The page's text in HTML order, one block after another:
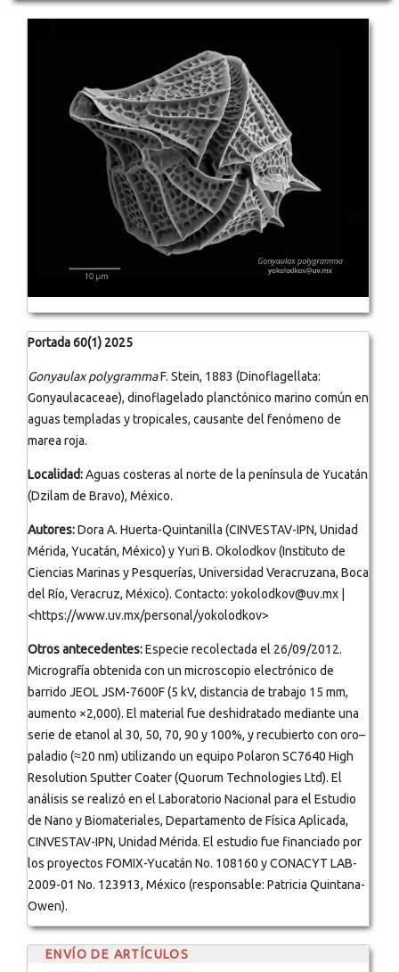
Portada 60(1) 2025
Gonyaulax polygrammaF. Stein, 1883 (Dinoflagellata:
Gonyaulacaceae), dinoflagelado planctónico marino común en
aguas templadas y tropicales, causante del fenómeno de
marea roja.
Localidad:Aguas costeras al norte de la península de Yucatán
(Dzilam de Bravo), México.
Autores:Dora A. Huerta-Quintanilla (CINVESTAV-IPN, Unidad
Mérida, Yucatán, México) y Yuri B. Okolodkov (Instituto de
Ciencias Marinas y Pesquerías, Universidad Veracruzana, Boca
del Río, Veracruz, México). Contacto: yokolodkov@uv.mx |
<https://www.uv.mx/personal/yokolodkov>
Otros antecedentes:Especie recolectada el 26/09/2012.
Micrografía obtenida con un microscopio electrónico de
barrido JEOL JSM-7600F (5 kV, distancia de trabajo 15 mm,
aumento ×2,000). El material fue deshidratado mediante una
serie de etanol al 30, 50, 70, 90 y 100%, y recubierto con oro–
paladio (≈20 nm) utilizando un equipo Polaron SC7640 High
Resolution Sputter Coater (Quorum Technologies Ltd). El
análisis se realizó en el Laboratorio Nacional para el Estudio
de Nano y Biomateriales, Departamento de Física Aplicada,
CINVESTAV-IPN, Unidad Mérida. El estudio fue financiado por
los proyectos FOMIX-Yucatán No. 108160 y CONACYT LAB-
2009-01 No. 123913, México (responsable: Patricia Quintana-
Owen).
ENVÍO DE ARTÍCULOS